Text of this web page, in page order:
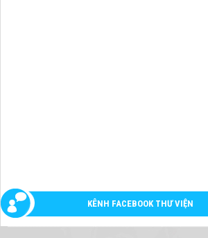
KÊNH FACEBOOK THƯ VIỆN